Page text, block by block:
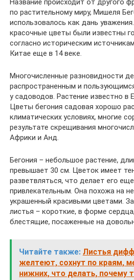
Название происходит от другого
по растительному миру, Мишеля
использовалось как дань
красочные цветы были известны
согласно историческим
Китае еще в 14 веке.
Многочисленные разновидности
распространенным и
у садоводов. Растение известно в
Цветы бегония садовая хорошо
климатических условиях, многие
результате скрещивания
Африки и Анд.
Бегония – небольшое растение,
превышает 30 см. Цветок имеет
разветвляться, что делает его
привлекательным. Она похожа на
украшенный красивыми цветами.
листья – короткие, в форме
блестящие, посаженные на
Читайте также: Листья
желтеют, сохнут по краям,
нижних, что делать, почему